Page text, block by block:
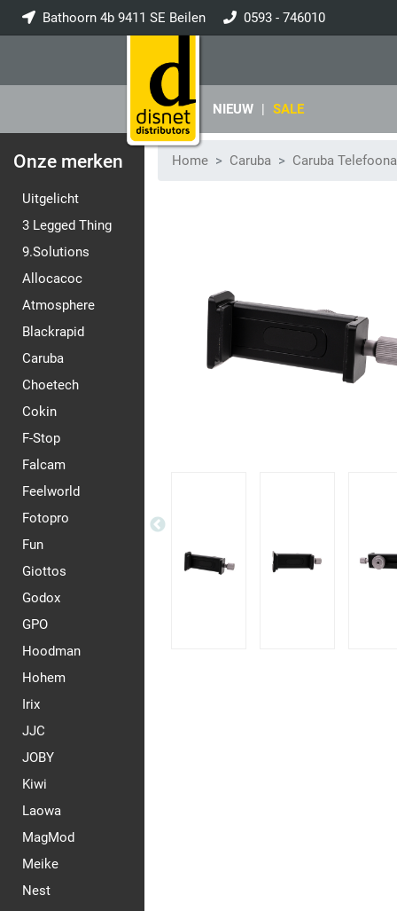
Bathoorn 4b 9411 SE Beilen 0593 - 746010
NIEUW | SALE
Onze merken
Uitgelicht
3 Legged Thing
9.Solutions
Allocacoc
Atmosphere
Blackrapid
Caruba
Choetech
Cokin
F-Stop
Falcam
Feelworld
Fotopro
Fun
Giottos
Godox
GPO
Hoodman
Hohem
Irix
JJC
JOBY
Kiwi
Laowa
MagMod
Meike
Nest
Home Caruba Caruba